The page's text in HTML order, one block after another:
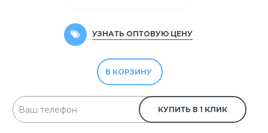
УЗНАТЬ ОПТОВУЮ ЦЕНУ
В КОРЗИНУ
КУПИТЬ В 1 КЛИК